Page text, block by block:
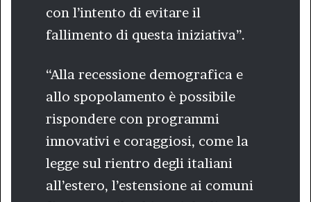
con l’intento di evitare il
fallimento di questa iniziativa”.
“Alla recessione demografica e
allo spopolamento è possibile
rispondere con programmi
innovativi e coraggiosi, come la
legge sul rientro degli italiani
all’estero, l’estensione ai comuni